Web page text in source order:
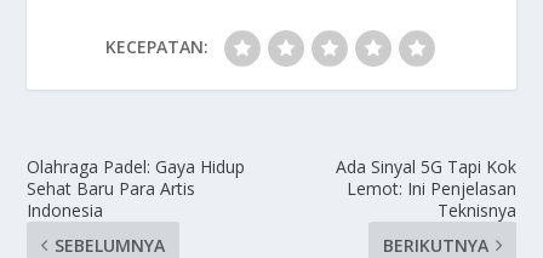
KECEPATAN:
Olahraga Padel: Gaya Hidup
Sehat Baru Para Artis
Indonesia
SEBELUMNYA
Ada Sinyal 5G Tapi Kok
Lemot: Ini Penjelasan
Teknisnya
BERIKUTNYA